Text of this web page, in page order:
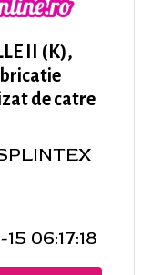
II (K),
de catre
06:17:18